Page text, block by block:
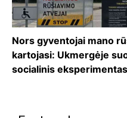
Nors gyventojai mano
kartojasi: Ukmergėje
socialinis